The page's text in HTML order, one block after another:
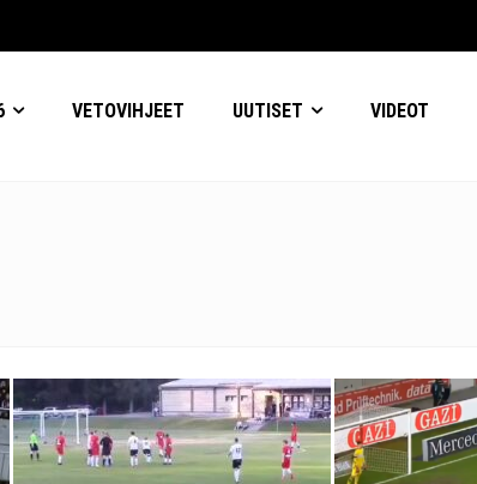
VETOVIHJEET UUTISET VIDEOT